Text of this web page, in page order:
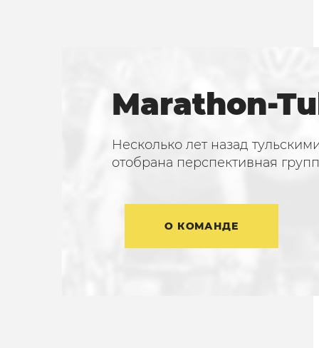
Marathon-
Несколько лет назад
отобрана перспективная
О КОМАНДЕ